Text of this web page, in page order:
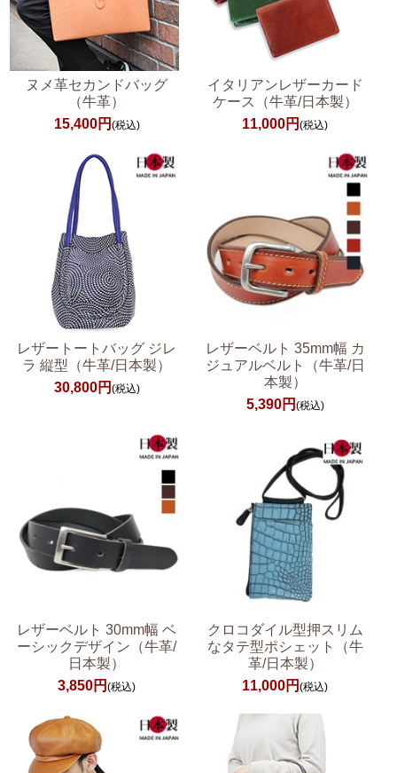
ヌメ革セカンドバッグ
（牛革）
15,400円 (税込)
イタリアンレザーカード
ケース（牛革/日本製）
11,000円(税込)
レザートートバッグ ジレ
ラ 縦型（牛革/日本製）
30,800円 (税込)
レザーベルト 35mm幅 カ
ジュアルベルト（牛革/日
本製）
5,390円 (税込)
レザーベルト 30mm幅 ベ
ーシックデザイン（牛革/
日本製）
3,850円(税込)
クロコダイル型押スリム
なタテ型ポシェット（牛
革/日本製）
11,000円(税込)